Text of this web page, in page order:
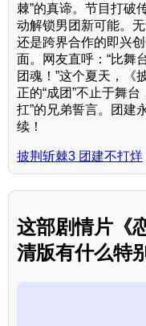
棘”的真谛。节目打破
动解锁男团新可能。无
还是跨界合作的即兴
面。网友直呼：“比舞
团魂！”这个夏天，《
正的“成团”不止于舞
扛”的兄弟誓言。团建
续！
披荆斩棘3 团建不打烊
这部剧情片《
清版有什么特